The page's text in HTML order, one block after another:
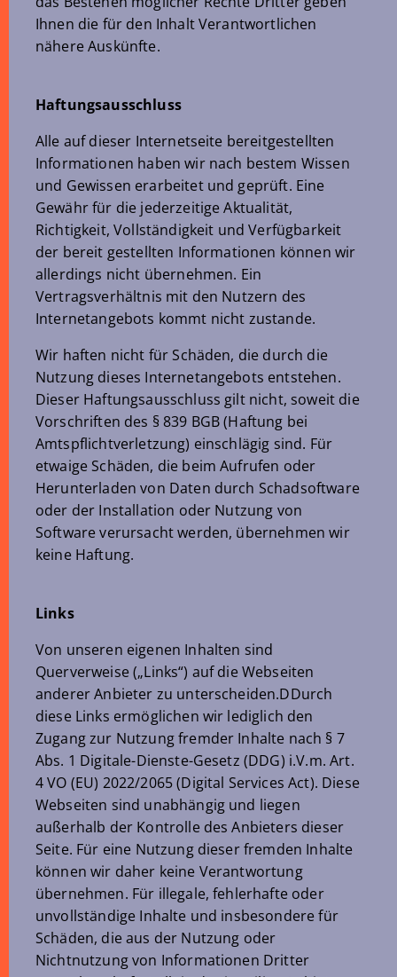
Ihnen die für den Inhalt Verantwortlichen
nähere Auskünfte.
Haftungsausschluss
Alle auf dieser Internetseite bereitgestellten
Informationen haben wir nach bestem Wissen
und Gewissen erarbeitet und geprüft. Eine
Gewähr für die jederzeitige Aktualität,
Richtigkeit, Vollständigkeit und Verfügbarkeit
der bereit gestellten Informationen können wir
allerdings nicht übernehmen. Ein
Vertragsverhältnis mit den Nutzern des
Internetangebots kommt nicht zustande.
Wir haften nicht für Schäden, die durch die
Nutzung dieses Internetangebots entstehen.
Dieser Haftungsausschluss gilt nicht, soweit die
Vorschriften des § 839 BGB (Haftung bei
Amtspflichtverletzung) einschlägig sind. Für
etwaige Schäden, die beim Aufrufen oder
Herunterladen von Daten durch Schadsoftware
oder der Installation oder Nutzung von
Software verursacht werden, übernehmen wir
keine Haftung.
Links
Von unseren eigenen Inhalten sind
Querverweise („Links“) auf die Webseiten
anderer Anbieter zu unterscheiden.DDurch
diese Links ermöglichen wir lediglich den
Zugang zur Nutzung fremder Inhalte nach § 7
Abs. 1 Digitale-Dienste-Gesetz (DDG) i.V.m. Art.
4 VO (EU) 2022/2065 (Digital Services Act). Diese
Webseiten sind unabhängig und liegen
außerhalb der Kontrolle des Anbieters dieser
Seite. Für eine Nutzung dieser fremden Inhalte
können wir daher keine Verantwortung
übernehmen. Für illegale, fehlerhafte oder
unvollständige Inhalte und insbesondere für
Schäden, die aus der Nutzung oder
Nichtnutzung von Informationen Dritter